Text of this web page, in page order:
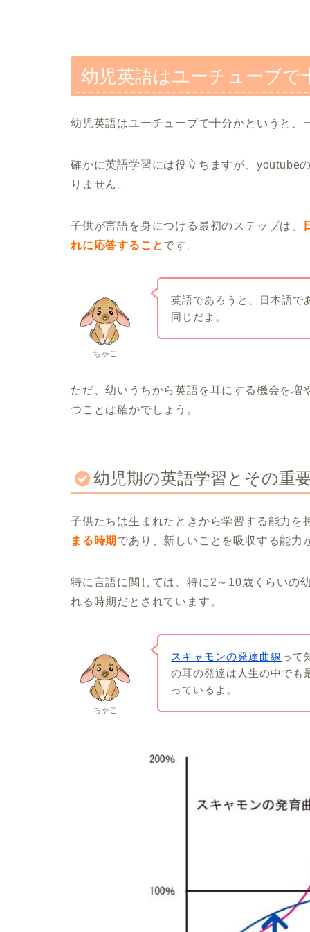
幼児英語はユーチューブで
幼児英語はユーチューブで十分かというと、
確かに英語学習には役立ちますが、youtube
りません。
子供が言語を身につける最初のステップは、
れに応答することです。
ちゃこ
英語であろうと、日本語で
同じだよ。
ただ、幼いうちから英語を耳にする機会を
つことは確かでしょう。
幼児期の英語学習とその重
子供たちは生まれたときから学習する能力を
まる時期 であり、新しいことを吸収する能力
特に言語に関しては、特に2～10歳くらいの
れる時期だとされています。
ちゃこ
スキャモンの発達曲線 って
の耳の発達は人生の中でも
っているよ。